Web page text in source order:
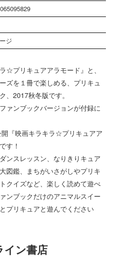
ジ
☆プリキュアアラモード』と、
ズを１冊で楽しめる、プリキュ
、2017秋冬版です。
ァンブックバージョンが付録に
『映画キラキラ☆プリキュアア
す！
ンスレッスン、なりきりキュア
図鑑、まちがいさがしやプリキ
クイズなど、楽しく読めて遊べ
ンブックだけのアニマルスイー
プリキュアと遊んでください
イン書店